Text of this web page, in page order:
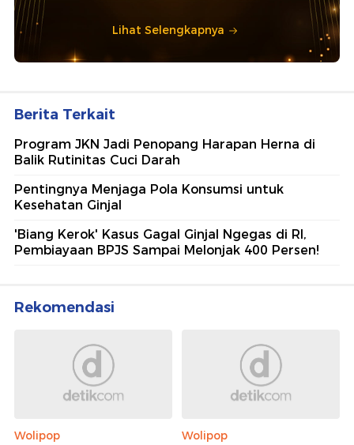
Lihat Selengkapnya
Berita Terkait
Program JKN Jadi Penopang Harapan Herna di
Balik Rutinitas Cuci Darah
Pentingnya Menjaga Pola Konsumsi untuk
Kesehatan Ginjal
'Biang Kerok' Kasus Gagal Ginjal Ngegas di RI,
Pembiayaan BPJS Sampai Melonjak 400 Persen!
Rekomendasi
Wolipop
Wolipop